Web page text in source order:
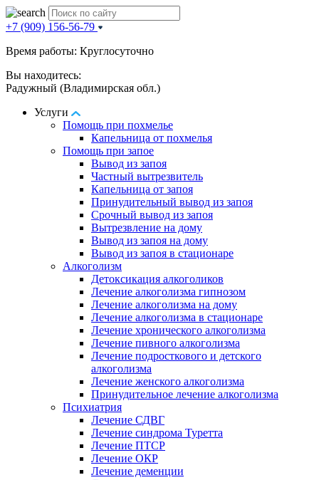
+7 (909) 156-56-79
Время работы: Круглосуточно
Вы находитесь:
Радужный (Владимирская обл.)
Услуги
Помощь при похмелье
Капельница от похмелья
Помощь при запое
Вывод из запоя
Частный вытрезвитель
Капельница от запоя
Принудительный вывод из запоя
Срочный вывод из запоя
Вытрезвление на дому
Вывод из запоя на дому
Вывод из запоя в стационаре
Алкоголизм
Детоксикация алкоголиков
Лечение алкоголизма гипнозом
Лечение алкоголизма на дому
Лечение алкоголизма в стационаре
Лечение хронического алкоголизма
Лечение пивного алкоголизма
Лечение подросткового и детского
алкоголизма
Лечение женского алкоголизма
Принудительное лечение алкоголизма
Психиатрия
Лечение СДВГ
Лечение синдрома Туретта
Лечение ПТСР
Лечение ОКР
Лечение деменции